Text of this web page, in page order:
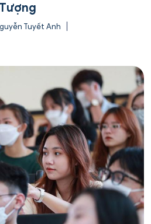
Tuyết Anh